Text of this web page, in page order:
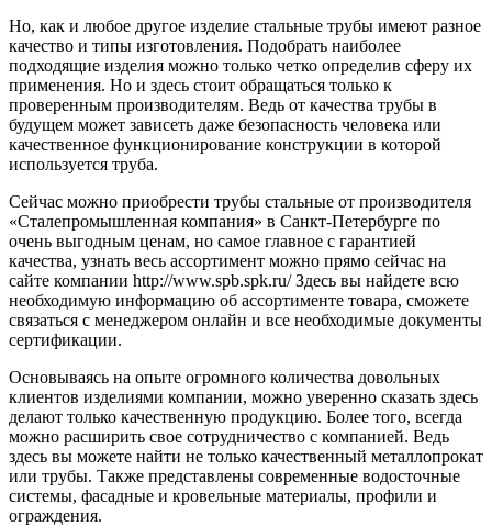
Но, как и любое другое изделие стальные трубы имеют разное
качество и типы изготовления. Подобрать наиболее
подходящие изделия можно только четко определив сферу их
применения. Но и здесь стоит обращаться только к
проверенным производителям. Ведь от качества трубы в
будущем может зависеть даже безопасность человека или
качественное функционирование конструкции в которой
используется труба.
Сейчас можно приобрести трубы стальные от производителя
«Сталепромышленная компания» в Санкт-Петербурге по
очень выгодным ценам, но самое главное с гарантией
качества, узнать весь ассортимент можно прямо сейчас на
сайте компании http://www.spb.spk.ru/ Здесь вы найдете всю
необходимую информацию об ассортименте товара, сможете
связаться с менеджером онлайн и все необходимые документы
сертификации.
Основываясь на опыте огромного количества довольных
клиентов изделиями компании, можно уверенно сказать здесь
делают только качественную продукцию. Более того, всегда
можно расширить свое сотрудничество с компанией. Ведь
здесь вы можете найти не только качественный металлопрокат
или трубы. Также представлены современные водосточные
системы, фасадные и кровельные материалы, профили и
ограждения.